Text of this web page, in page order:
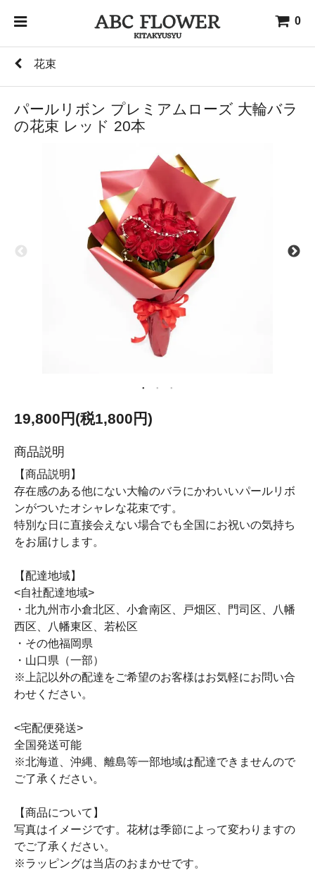
0
花束
パールリボン プレミアムローズ 大輪バラ
の花束 レッド 20本
19,800円(税1,800円)
商品説明
【商品説明】
存在感のある他にない大輪のバラにかわいいパールリボ
ンがついたオシャレな花束です。
特別な日に直接会えない場合でも全国にお祝いの気持ち
をお届けします。
【配達地域】
<自社配達地域>
・北九州市小倉北区、小倉南区、戸畑区、門司区、八幡
西区、八幡東区、若松区
・その他福岡県
・山口県（一部）
※上記以外の配達をご希望のお客様はお気軽にお問い合
わせください。
<宅配便発送>
全国発送可能
※北海道、沖縄、離島等一部地域は配達できませんので
ご了承ください。
【商品について】
写真はイメージです。花材は季節によって変わりますの
でご了承ください。
※ラッピングは当店のおまかせです。